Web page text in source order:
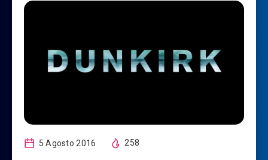
5 Agosto 2016 258